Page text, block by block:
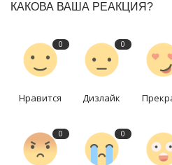
КАКОВА ВАША РЕАКЦИЯ?
0
Нравится
0
Дизлайк
0 0